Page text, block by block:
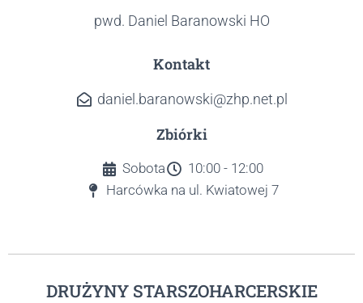
pwd. Daniel Baranowski HO
Kontakt
daniel.baranowski@zhp.net.pl
Zbiórki
Sobota
10:00 - 12:00
Harcówka na ul. Kwiatowej 7
DRUŻYNY STARSZOHARCERSKIE